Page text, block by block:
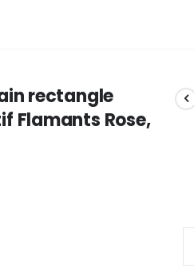
rectangle
Flamants Rose,